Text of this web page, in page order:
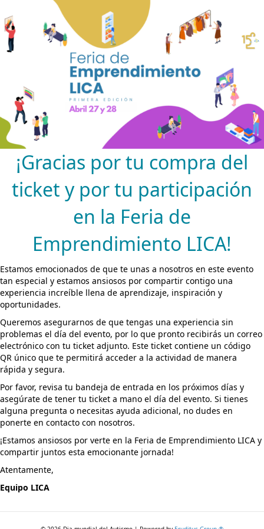
¡Gracias por tu compra del
ticket y por tu participación
en la Feria de
Emprendimiento LICA!
Estamos emocionados de que te unas a nosotros en este evento
tan especial y estamos ansiosos por compartir contigo una
experiencia increíble llena de aprendizaje, inspiración y
oportunidades.
Queremos asegurarnos de que tengas una experiencia sin
problemas el día del evento, por lo que pronto recibirás un correo
electrónico con tu ticket adjunto. Este ticket contiene un código
QR único que te permitirá acceder a la actividad de manera
rápida y segura.
Por favor, revisa tu bandeja de entrada en los próximos días y
asegúrate de tener tu ticket a mano el día del evento. Si tienes
alguna pregunta o necesitas ayuda adicional, no dudes en
ponerte en contacto con nosotros.
¡Estamos ansiosos por verte en la Feria de Emprendimiento LICA y
compartir juntos esta emocionante jornada!
Atentamente,
Equipo LICA